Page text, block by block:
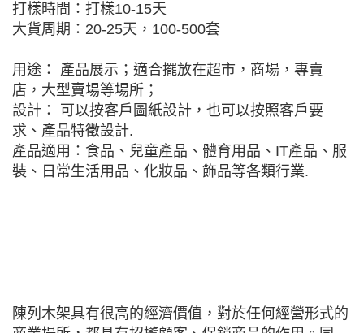
打樣時間：打樣10-15天
大貨周期：20-25天，100-500套
用途： 產品展示；適合擺放在超市，商場，專賣
店，大型賣場等場所；
設計： 可以按客戶圖紙設計，也可以按照客戶要
求、產品特徵設計.
產品適用：食品、兒童產品、體育用品、IT產品、服
裝、日常生活用品、化妝品、飾品等各類行業.
陳列木架具有很高的經濟價值，對於任何經營形式的